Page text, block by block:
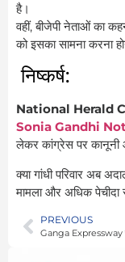
है।
वहीं, बीजेपी नेताओं का
को इसका सामना करना
निष्कर्ष:
National Herald
Sonia Gandhi
लेकर कांग्रेस पर कानूनी
क्या गांधी परिवार अब
मामला और अधिक पेचीदा
PREVIOUS